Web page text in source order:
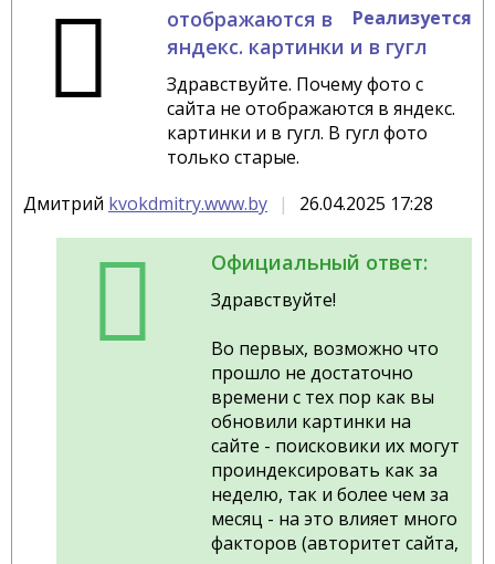
Реализуется
отображаются в
яндекс. картинки и в гугл
Здравствуйте. Почему фото с
сайта не отображаются в яндекс.
картинки и в гугл. В гугл фото
только старые.
Дмитрий kvokdmitry.www.by 26.04.2025 17:28
Официальный ответ:
Здравствуйте!
Во первых, возможно что
прошло не достаточно
времени с тех пор как вы
обновили картинки на
сайте - поисковики их могут
проиндексировать как за
неделю, так и более чем за
месяц - на это влияет много
факторов (авторитет сайта,